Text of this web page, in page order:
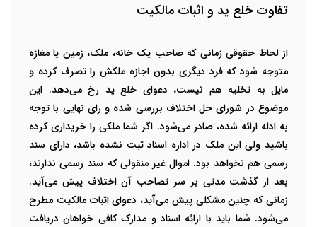
تفاوت خلع ید و اثبات مالکیت
از لحاظ حقوقی زمانی که صاحب یک خانه، ملک، زمین یا مغازه
متوجه شود که فرد دیگری بدون اجازه ملکش را تصرف کرده و
مایل به تخلیه هم نیست، دعوای خلع ید رخ می‌دهد. این
موضوع در شورای حل اختلاف بررسی شده و رای نهایی با توجه
به ادله ارائه شده، صادر می‌شود. اگر شما ملکی را خریداری کرده
باشید ولی این ملک در اداره اسناد ثبت نشده باشد، دارای سند
رسمی هم نخواهد بود. اموال غیر منقولی که سند رسمی ندارند،
بعد از گذشت مدتی بر سر تصاحب آن اختلاف پیش می‌آید.
زمانی که چنین مشکلی پیش می‌آید، دعوای اثبات مالکیت مطرح
می‌شود. شما باید با ارائه اسناد و مدارک کافی خواهان دریافت